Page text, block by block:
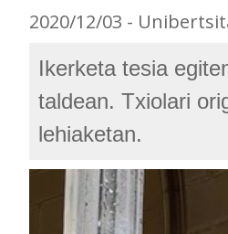
2020/12/03 -
Ikerketa tesia
taldean. Txiolari
lehiaketan.